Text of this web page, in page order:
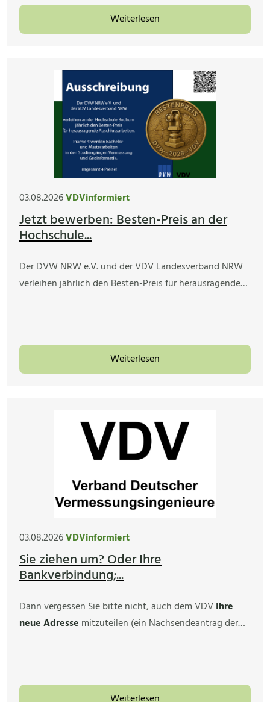
Weiterlesen
03.08.2026VDVinformiert
Jetzt bewerben: Besten-Preis an der
Hochschule...
Der DVW NRW e.V. und der VDV Landesverband NRW
verleihen jährlich den Besten-Preis für herausragende…
Weiterlesen
03.08.2026VDVinformiert
Sie ziehen um? Oder Ihre
Bankverbindung;...
Dann vergessen Sie bitte nicht, auch dem VDVIhre
neue Adresse mitzuteilen (ein Nachsendeantrag der…